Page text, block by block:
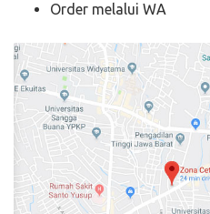
Order melalui WA